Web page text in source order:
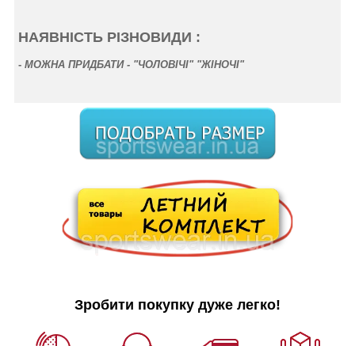
НАЯВНІСТЬ РІЗНОВИДИ :
- МОЖНА ПРИДБАТИ - "ЧОЛОВІЧІ" "ЖІНОЧІ"
Зробити покупку дуже легко!